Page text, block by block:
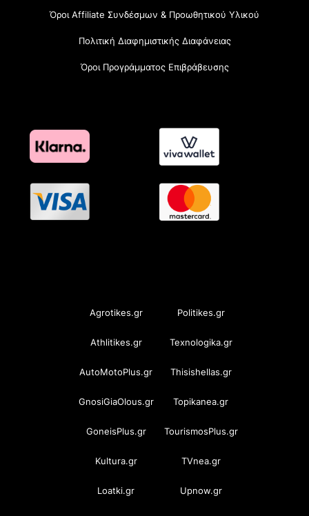
Όροι Affiliate Συνδέσμων & Προωθητικού Υλικού
Πολιτική Διαφημιστικής Διαφάνειας
Όροι Προγράμματος Επιβράβευσης
Agrotikes.gr Politikes.gr
Athlitikes.gr Texnologika.gr
AutoMotoPlus.gr Thisishellas.gr
GnosiGiaOlous.gr Topikanea.gr
GoneisPlus.gr TourismosPlus.gr
Kultura.gr TVnea.gr
Loatki.gr Upnow.gr